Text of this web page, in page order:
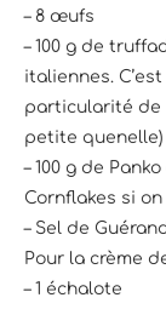
– 8 œufs
– 100 g de
italiennes.
particularité de
petite quenelle)
– 100 g de
Cornflakes si
– Sel de
Pour la crème
– 1 échalote